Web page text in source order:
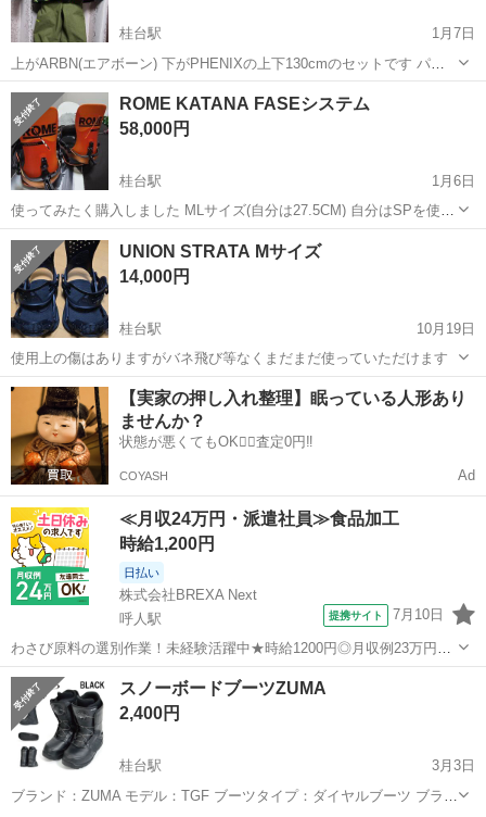
桂台駅
1月7日
上がARBN(エアボーン) 下がPHENIXの上下130cmのセットです パン
ツのすそに破れがあるぐらいでまだまだ着ていただけますm(__)m 左腕
にパスケース付き バックプリントのARBNがカッコいいです！ サイズ
アウトで...
北海道 網走市
ROME KATANA FASEシステム
58,000円
桂台駅
1月6日
使ってみたく購入しました MLサイズ(自分は27.5CM) 自分はSPを使っ
ててそちらの方がしっくりくるので出品します！ 使用時間2時間 極美
品 ディスクはネジを締めたことによる傷はあります オレンジのビン
はめっちゃ映えます...
北海道 網走市 スノーボード システム
UNION STRATA Mサイズ
14,000円
桂台駅
10月19日
使用上の傷はありますがバネ飛び等なくまだまだ使っていただけます
北海道 網走市 桂台駅 スノーボード UNION
【実家の押し入れ整理】眠っている人形あり
ませんか？
状態が悪くてもOK🙆‍♀️査定0円‼️
COYASH Ad
≪月収24万円・派遣社員≫食品加工
時給1,200円
日払い
株式会社BREXA Next
呼人駅
提携サイト 7月10日
わさび原料の選別作業！未経験活躍中★時給1200円◎月収例23万円以
上！日払い制度あり★マイカー通勤可＆無料駐車場あり！作業着無償
貸与◎《北海道網走市》 人気の工場のお仕事 ◇わさび原料の選別作業
◇ わさび原料の選別作業...
北海道 網走市 呼人駅 その他
スノーボードブーツZUMA
2,400円
桂台駅
3月3日
ブランド：ZUMA モデル：TGF ブーツタイプ：ダイヤルブーツ ブラ